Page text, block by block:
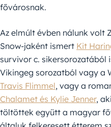
fővárosnak.
Az elmúlt évben nálunk volt
Snow-jaként ismert Kit
survivor c. sikersorozatából
Vikingeg sorozatból vagy a
Travis Flimmel, vagy a
Chalamet és Kylie Jenner,
töltöttek együtt a magyar